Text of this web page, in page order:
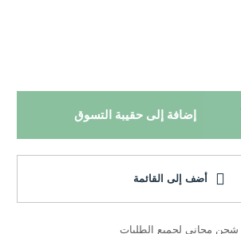
إضافة إلى حقيبة التسوق
أضف إلى القائمة
شحن مجاني لجميع الطلبات